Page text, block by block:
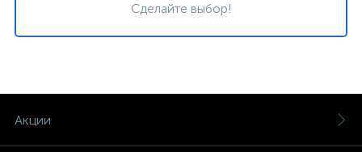
Сделайте выбор!
Акции